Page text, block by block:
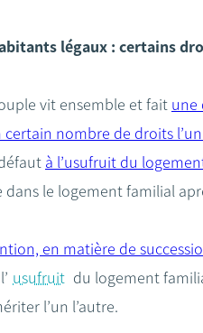
légaux : certains
vit ensemble et fait une
certain nombre de droits l’un
à l’usufruit du
dans le logement familial
en matière de
usufruit du logement
l’un l’autre.